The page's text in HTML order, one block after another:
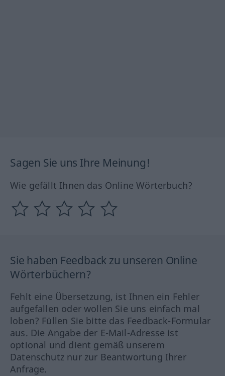
Sagen Sie uns Ihre Meinung!
Wie gefällt Ihnen das Online Wörterbuch?
Sie haben Feedback zu unseren Online
Wörterbüchern?
Fehlt eine Übersetzung, ist Ihnen ein Fehler
aufgefallen oder wollen Sie uns einfach mal
loben? Füllen Sie bitte das Feedback-Formular
aus. Die Angabe der E-Mail-Adresse ist
optional und dient gemäß unserem
Datenschutz nur zur Beantwortung Ihrer
Anfrage.